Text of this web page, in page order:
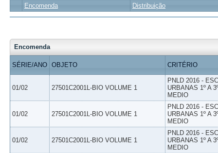
Encomenda Distribuição
Encomenda
SÉRIE/ANO OBJETO CRITÉRIO
01/02 27501C2001L-BIO VOLUME 1
PNLD 2016 -
URBANAS 1º A
MEDIO
01/02 27501C2001L-BIO VOLUME 1
PNLD 2016 -
URBANAS 1º A
MEDIO
01/02 27501C2001L-BIO VOLUME 1
PNLD 2016 -
URBANAS 1º A
MEDIO